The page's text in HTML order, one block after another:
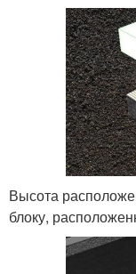
Высота
блоку,